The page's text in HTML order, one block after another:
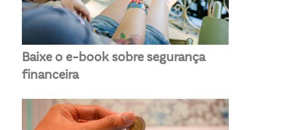
Baixe o e-book sobre segurança
financeira